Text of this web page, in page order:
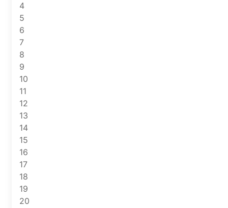
4
5
6
7
8
9
10
11
12
13
14
15
16
17
18
19
20